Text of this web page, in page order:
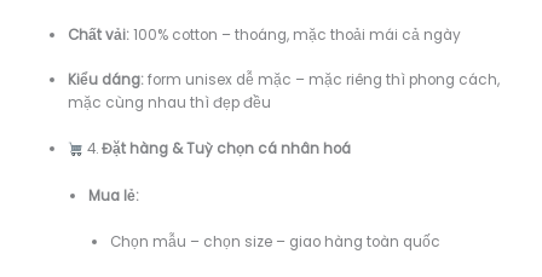
Chất vải:100% cotton – thoáng, mặc thoải mái cả ngày
Kiểu dáng:form unisex dễ mặc – mặc riêng thì phong cách,
mặc cùng nhau thì đẹp đều
4.Đặt hàng & Tuỳ chọn cá nhân hoá
Mua lẻ:
Chọn mẫu – chọn size – giao hàng toàn quốc